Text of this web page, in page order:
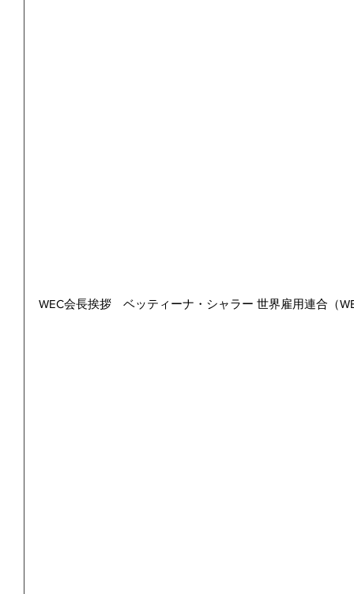
WEC会長挨拶　ベッティーナ・シャラー 世界雇用連合（